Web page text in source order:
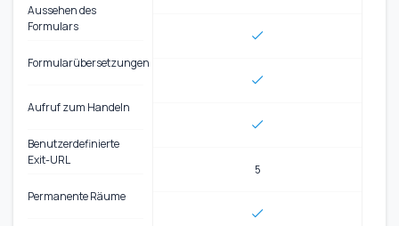
Aussehen des
Formulars
Formularübersetzungen
Aufruf zum Handeln
Benutzerdefinierte
Exit-URL
Permanente Räume
5